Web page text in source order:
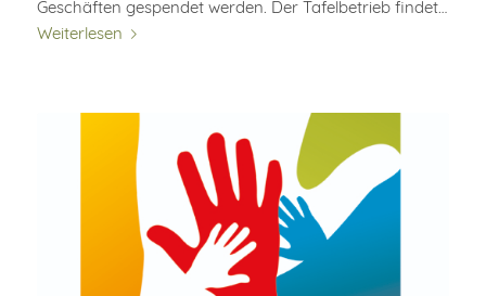
Geschäften gespendet werden. Der Tafelbetrieb findet…
Weiterlesen